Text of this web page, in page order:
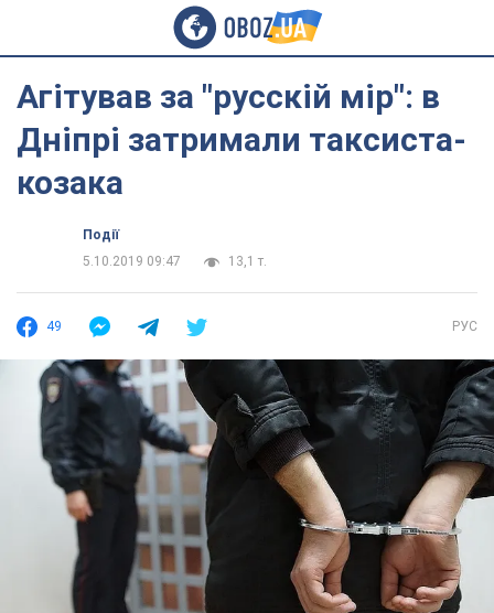
Агітував за "русскій мір": в
Дніпрі затримали таксиста-
козака
Події
5.10.2019 09:47
13,1 т.
49 РУС